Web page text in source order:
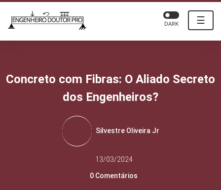
☰
DARK
Concreto com Fibras: O Aliado Secreto
dos Engenheiros?
Silvestre Oliveira Jr
13/03/2024
0 Comentários